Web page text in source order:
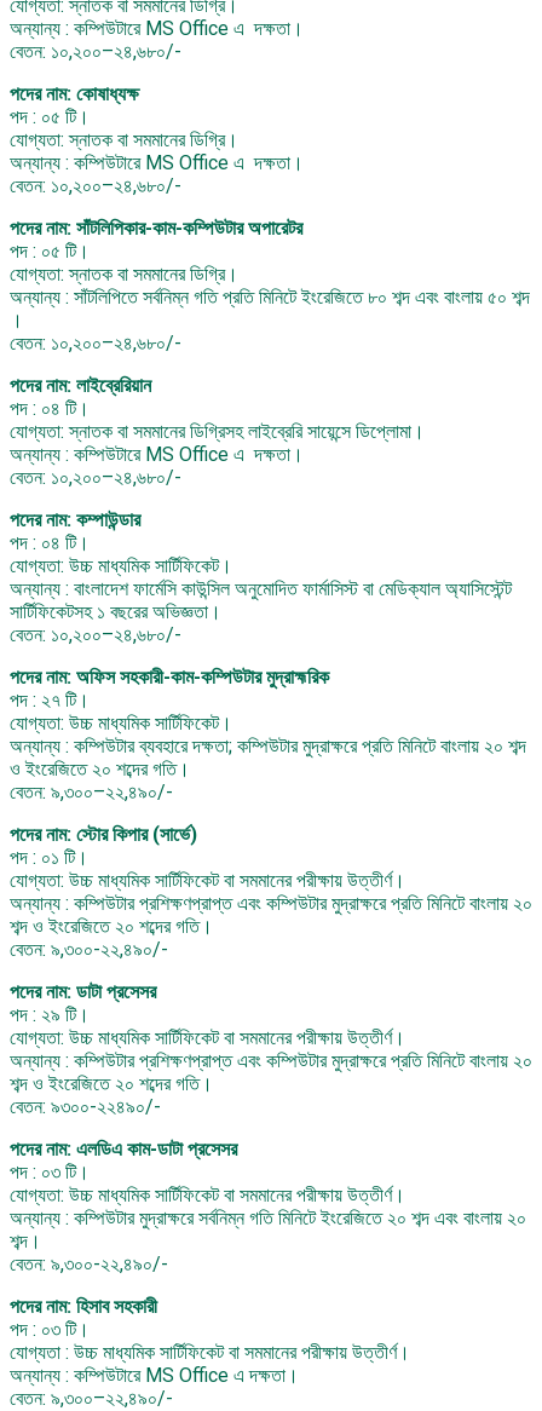
যোগ্যতা: স্নাতক বা সমমানের ডিগ্রি।
অন্যান্য : কম্পিউটারে MS Office এ দক্ষতা।
বেতন: ১০,২০০–২৪,৬৮০/-
পদের নাম: কোষাধ্যক্ষ
পদ : ০৫ টি।
যোগ্যতা: স্নাতক বা সমমানের ডিগ্রি।
অন্যান্য : কম্পিউটারে MS Office এ দক্ষতা।
বেতন: ১০,২০০–২৪,৬৮০/-
পদের নাম: সাঁটলিপিকার-কাম-কম্পিউটার অপারেটর
পদ : ০৫ টি।
যোগ্যতা: স্নাতক বা সমমানের ডিগ্রি।
অন্যান্য : সাঁটলিপিতে সর্বনিম্ন গতি প্রতি মিনিটে ইংরেজিতে ৮০ শব্দ এবং বাংলায় ৫০ শব্দ
।
বেতন: ১০,২০০–২৪,৬৮০/-
পদের নাম: লাইব্রেরিয়ান
পদ : ০৪ টি।
যোগ্যতা: স্নাতক বা সমমানের ডিগ্রিসহ লাইব্রেরি সায়েন্সে ডিপ্লোমা।
অন্যান্য : কম্পিউটারে MS Office এ দক্ষতা।
বেতন: ১০,২০০–২৪,৬৮০/-
পদের নাম: কম্পাউন্ডার
পদ : ০৪ টি।
যোগ্যতা: উচ্চ মাধ্যমিক সার্টিফিকেট।
অন্যান্য : বাংলাদেশ ফার্মেসি কাউন্সিল অনুমোদিত ফার্মাসিস্ট বা মেডিক্যাল অ্যাসিস্টেন্ট
সার্টিফিকেটসহ ১ বছরের অভিজ্ঞতা।
বেতন: ১০,২০০–২৪,৬৮০/-
পদের নাম: অফিস সহকারী-কাম-কম্পিউটার মুদ্রাহ্মরিক
পদ : ২৭ টি।
যোগ্যতা: উচ্চ মাধ্যমিক সার্টিফিকেট।
অন্যান্য : কম্পিউটার ব্যবহারে দক্ষতা; কম্পিউটার মুদ্রাক্ষরে প্রতি মিনিটে বাংলায় ২০ শব্দ
ও ইংরেজিতে ২০ শব্দের গতি।
বেতন: ৯,৩০০–২২,৪৯০/-
পদের নাম: স্টোর কিপার (সার্ভে)
পদ : ০১ টি।
যোগ্যতা: উচ্চ মাধ্যমিক সার্টিফিকেট বা সমমানের পরীক্ষায় উত্তীর্ণ।
অন্যান্য : কম্পিউটার প্রশিক্ষণপ্রাপ্ত এবং কম্পিউটার মুদ্রাক্ষরে প্রতি মিনিটে বাংলায় ২০
শব্দ ও ইংরেজিতে ২০ শব্দের গতি।
বেতন: ৯,৩০০-২২,৪৯০/-
পদের নাম: ডাটা প্রসেসর
পদ : ২৯ টি।
যোগ্যতা: উচ্চ মাধ্যমিক সার্টিফিকেট বা সমমানের পরীক্ষায় উত্তীর্ণ।
অন্যান্য : কম্পিউটার প্রশিক্ষণপ্রাপ্ত এবং কম্পিউটার মুদ্রাক্ষরে প্রতি মিনিটে বাংলায় ২০
শব্দ ও ইংরেজিতে ২০ শব্দের গতি।
বেতন: ৯৩০০-২২৪৯০/-
পদের নাম: এলডিএ কাম-ডাটা প্রসেসর
পদ : ০৩ টি।
যোগ্যতা: উচ্চ মাধ্যমিক সার্টিফিকেট বা সমমানের পরীক্ষায় উত্তীর্ণ।
অন্যান্য : কম্পিউটার মুদ্রাক্ষরে সর্বনিম্ন গতি মিনিটে ইংরেজিতে ২০ শব্দ এবং বাংলায় ২০
শব্দ।
বেতন: ৯,৩০০-২২,৪৯০/-
পদের নাম: হিসাব সহকারী
পদ : ০৩ টি।
যোগ্যতা : উচ্চ মাধ্যমিক সার্টিফিকেট বা সমমানের পরীক্ষায় উত্তীর্ণ।
অন্যান্য : কম্পিউটারে MS Office এ দক্ষতা।
বেতন: ৯,৩০০–২২,৪৯০/-